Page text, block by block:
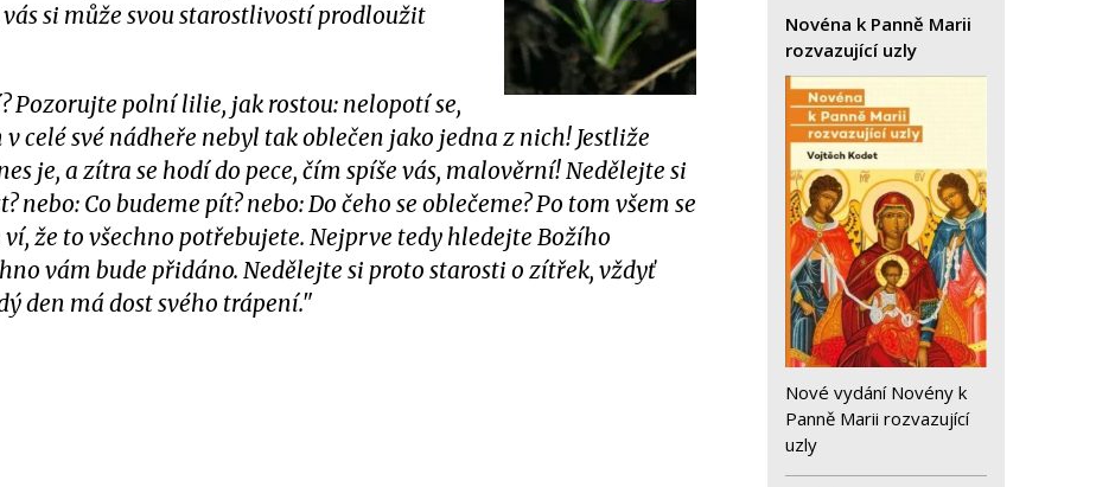
si může svou starostlivostí prodloužit
Pozorujte polní lilie, jak rostou: nelopotí se,
celé své nádheře nebyl tak oblečen jako jedna z nich! Jestliže
je, a zítra se hodí do pece, čím spíše vás, malověrní! Nedělejte si
Co budeme pít? nebo: Do čeho se oblečeme? Po tom všem se
ví, že to všechno potřebujete. Nejprve tedy hledejte Božího
vám bude přidáno. Nedělejte si proto starosti o zítřek, vždyť
den má dost svého trápení."
Novéna k Panně Marii
rozvazující uzly
Nové vydání Novény k
Panně Marii rozvazující
uzly